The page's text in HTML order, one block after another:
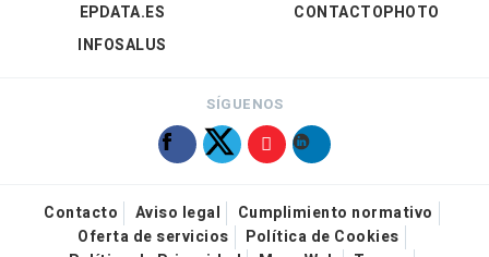
EPDATA.ES
INFOSALUS
CONTACTOPHOTO
SÍGUENOS
Contacto Aviso legal
Cumplimiento normativo
Oferta de servicios
Política de Cookies